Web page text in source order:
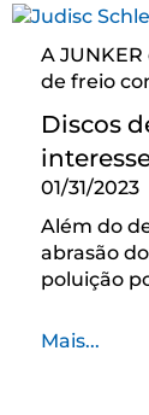
A
de freio
Discos
01/31/2023
Além do
abrasão
poluição
Mais...